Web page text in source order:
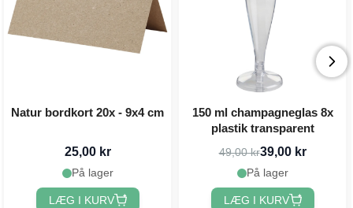
Natur bordkort 20x - 9x4 cm
25,00 kr
På lager
LÆG I KURV
150 ml champagneglas 8x
plastik transparent
49,00 kr39,00 kr
På lager
LÆG I KURV